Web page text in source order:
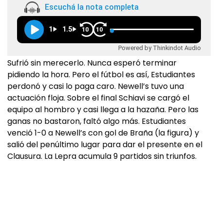
Escuchá la nota completa
1 1.5 10 10
Powered by Thinkindot Audio
Sufrió sin merecerlo. Nunca esperó terminar
pidiendo la hora. Pero el fútbol es así, Estudiantes
perdonó y casi lo paga caro. Newell’s tuvo una
actuación floja. Sobre el final Schiavi se cargó el
equipo al hombro y casi llega a la hazaña. Pero las
ganas no bastaron, faltó algo más. Estudiantes
venció 1-0 a Newell’s con gol de Braña (la figura) y
salió del penúltimo lugar para dar el presente en el
Clausura. La Lepra acumula 9 partidos sin triunfos.